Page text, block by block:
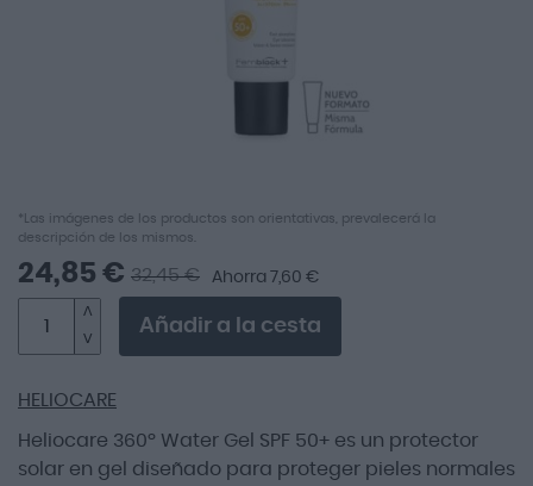
Saltar
al
comienzo
galería
de
*Las imágenes de los productos son orientativas, prevalecerá la
descripción de los mismos.
HELIOCARE
Heliocare 360º Water Gel SPF 50+ es un protector
solar en gel diseñado para proteger pieles normales
24,85 € 32,45 € Ahorra 7,60 €
Añadir a la cesta